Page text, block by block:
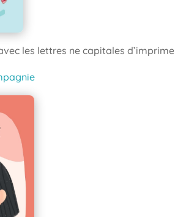
les lettres ne capitales